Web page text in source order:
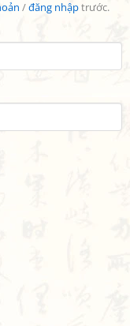
/đăng nhậptrước.